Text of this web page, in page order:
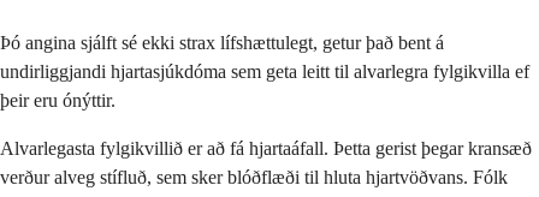
Þó angina sjálft sé ekki strax lífshættulegt, getur það bent á
undirliggjandi hjartasjúkdóma sem geta leitt til alvarlegra fylgikvilla ef
þeir eru ónýttir.
Alvarlegasta fylgikvillið er að fá hjartaáfall. Þetta gerist þegar kransæð
verður alveg stífluð, sem sker blóðflæði til hluta hjartvöðvans. Fólk